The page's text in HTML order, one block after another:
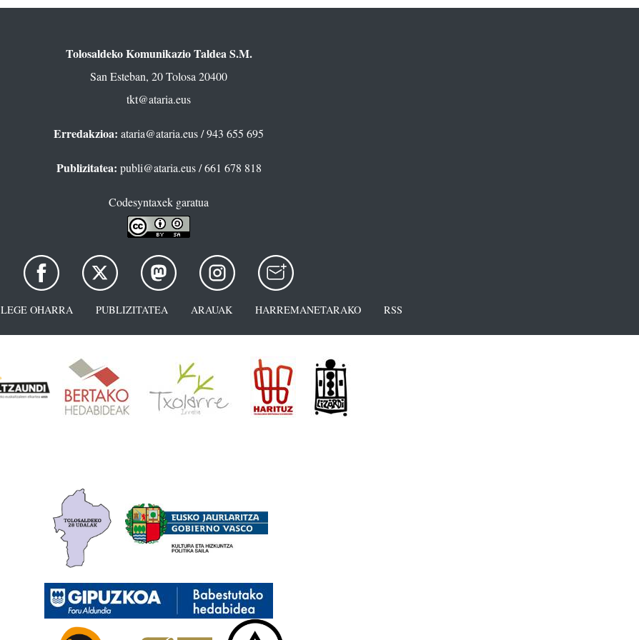
Tolosaldeko Komunikazio Taldea S.M.
San Esteban, 20 Tolosa 20400
tkt@ataria.eus
Erredakzioa: ataria@ataria.eus/ 943 655 695
Publizitatea: publi@ataria.eus/ 661 678 818
Codesyntaxek garatua
LEGE OHARRA PUBLIZITATEA ARAUAK HARREMANETARAKO RSS